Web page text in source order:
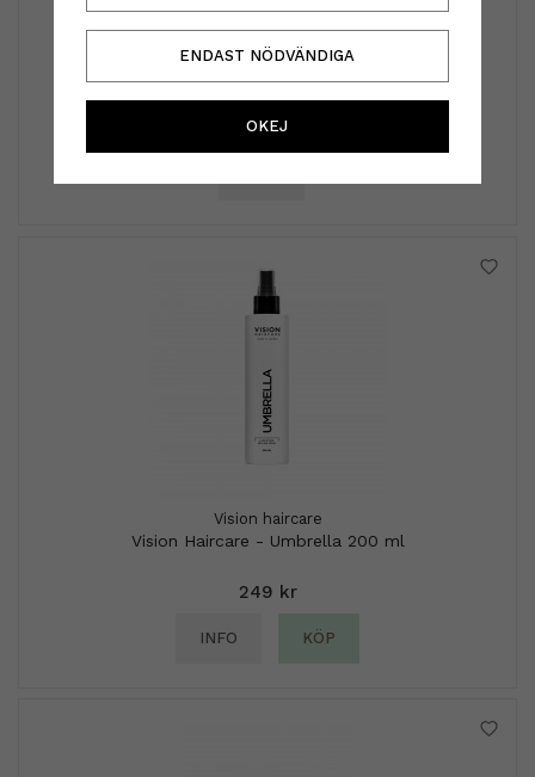
Vision haircare
Vision haircare - Anti Dandruff Shampoo 250ml
229 kr
Vision haircare
Vision Haircare - Umbrella 200 ml
249 kr
INFO KÖP
ENDAST NÖDVÄNDIGA
OKEJ